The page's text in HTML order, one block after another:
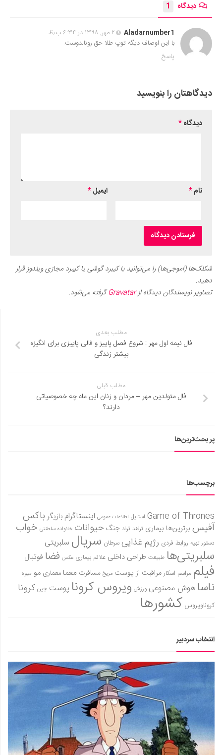
دیدگاه 1
Aladarnumber1
۲ مهر, ۱۳۹۸ در ۶:۳۴ ب٫ظ
با این اوصاف دیگه توپ طلا حق رونالدوست.
پاسخ
دیدگاهتان را بنویسید
دیدگاه*
نام* ایمیل*
شکلک‌ها (اموجی‌ها) را می‌توانید با کیبرد گوشی یا کیبرد مجازی ویندوز قرار
دهید.
تصاویر نویسندگان دیدگاه ازGravatarگرفته می‌شود.
مطلب بعدی
فال نیمه اول مهر : شروع فصل پاییز و فالی پاییزی برای انگیزه
بیشتر زندگی
مطلب قبلی
فال متولدین مهر – مردان و زنان این ماه چه خصوصیاتی
دارند؟
پر بحث‌ترین‌ها
برچسب‌ها
Game of Thrones استایل اطلاعات عمومی اینستاگرام بازیگر باکس
آفیس برترین‌ها بیماری ترفند ترند جنگ حیوانات خانواده سلطنتی خواب
دستور تهیه روابط فردی رژیم غذاییسرطان سریال سلبریتی
سلبریتی‌ها طبیعت طراحی داخلی علائم بیماری عکس فضا فوتبال
فیلم مراسم اسکارمراقبت از پوست مریخ مسافرت معمامعماری مو میوه
ناساهوش مصنوعی ورزش ویروس کرونا پوست چین کرونا
کروناویروس کشورها
انتخاب سردبیر